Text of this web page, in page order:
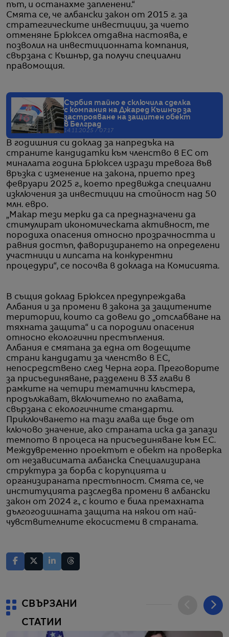
път, и останахме запленени.“
Смята се, че албански закон от 2015 г. за
стратегическите инвестиции, за чието
отменяне Брюксел отдавна настоява, е
позволил на инвестиционната компания,
свързана с Къшнър, да получи специални
правомощия.
Сърбия тайно е сключила сделка
с компания на Джаред Къшнър за
застрояване на защитен обект
в Белград
14.11.2025 / 07:17
В годишния си доклад за напредъка на
страните кандидатки към членство в ЕС от
миналата година Брюксел изрази тревога във
връзка с изменение на закона, прието през
февруари 2025 г., което предвижда специални
изключения за инвестиции на стойност над 50
млн. евро.
„Макар тези мерки да са предназначени да
стимулират икономическата активност, те
породиха опасения относно прозрачността и
равния достъп, фаворизирането на определени
участници и липсата на конкурентни
процедури“, се посочва в доклада на Комисията.
В същия доклад Брюксел предупреждава
Албания и за промени в закона за защитените
територии, които са довели до „отслабване на
тяхната защита“ и са породили опасения
относно екологични престъпления.
Албания е смятана за една от водещите
страни кандидати за членство в ЕС,
непосредствено след Черна гора. Преговорите
за присъединяване, разделени в 33 глави в
рамките на четири тематични клъстера,
продължават, включително по главата,
свързана с екологичните стандарти.
Приключването на тази глава ще бъде от
ключово значение, ако страната иска да запази
темпото в процеса на присъединяване към ЕС.
Междувременно проектът е обект на проверка
от независимата албанска Специализирана
структура за борба с корупцията и
организираната престъпност. Смята се, че
институцията разследва промени в албански
закон от 2024 г., с които е била премахната
дългогодишната защита на някои от най-
чувствителните екосистеми в страната.
СВЪРЗАНИ
СТАТИИ